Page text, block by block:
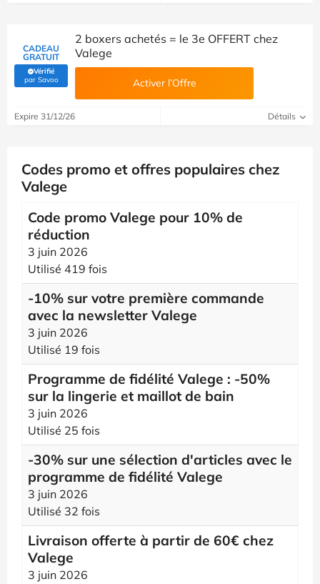
CADEAU
GRATUIT
Vérifié
par Savoo(Vérifié par Savoo)
2 boxers achetés = le 3e OFFERT chez
Valege
Activer l’Offre
Expire 31/12/26 Détails
Codes promo et offres populaires chez
Valege
Code promo Valege pour 10% de
réduction
3 juin 2026
Utilisé 419 fois
-10% sur votre première commande
avec la newsletter Valege
3 juin 2026
Utilisé 19 fois
Programme de fidélité Valege : -50%
sur la lingerie et maillot de bain
3 juin 2026
Utilisé 25 fois
-30% sur une sélection d'articles avec le
programme de fidélité Valege
3 juin 2026
Utilisé 32 fois
Livraison offerte à partir de 60€ chez
Valege
3 juin 2026